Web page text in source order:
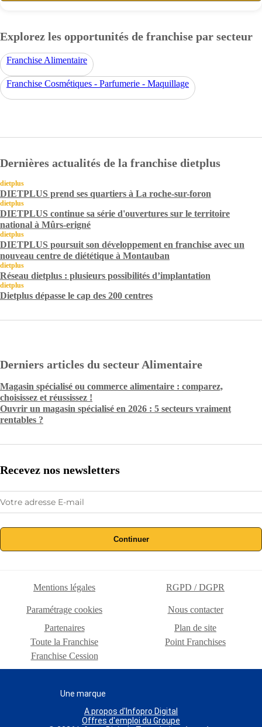
Explorez les opportunités de franchise par secteur
Franchise Alimentaire
Franchise Cosmétiques - Parfumerie - Maquillage
Dernières actualités de la franchise dietplus
dietplus
DIETPLUS prend ses quartiers à La roche-sur-foron
dietplus
DIETPLUS continue sa série d'ouvertures sur le territoire
national à Mûrs-erigné
dietplus
DIETPLUS poursuit son développement en franchise avec un
nouveau centre de diététique à Montauban
dietplus
Réseau dietplus : plusieurs possibilités d’implantation
dietplus
Dietplus dépasse le cap des 200 centres
Derniers articles du secteur Alimentaire
Magasin spécialisé ou commerce alimentaire : comparez,
choisissez et réussissez !
Ouvrir un magasin spécialisé en 2026 : 5 secteurs vraiment
rentables ?
Recevez nos newsletters
Continuer
Mentions légales RGPD / DGPR
Paramétrage cookies
Nous contacter
Partenaires
Plan de site
Toute la Franchise
Point Franchises
Franchise Cession
Une marque
A propos d'Infopro Digital
Offres d'emploi du Groupe